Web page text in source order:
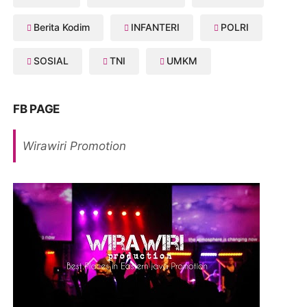
Berita Kodim INFANTERI POLRI
SOSIAL TNI UMKM
FB PAGE
Wirawiri Promotion